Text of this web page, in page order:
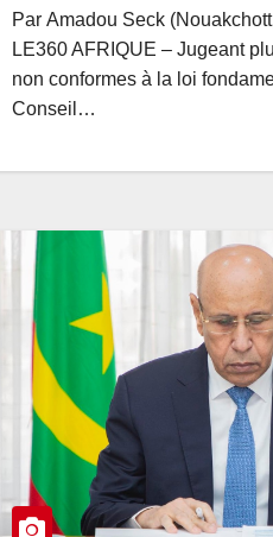
Par Amadou Seck
LE360 AFRIQUE – Jugeant
non conformes à la loi
Conseil…